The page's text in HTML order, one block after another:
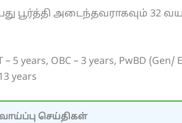
பூர்த்தி அடைந்தவராகவும் 32
– 5 years, OBC – 3 years, PwBD (Gen/
years
செய்திகள்